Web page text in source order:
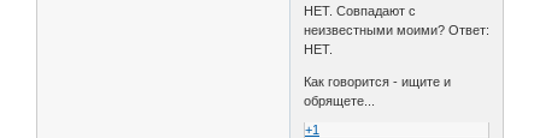
НЕТ. Совпадают с
неизвестными моими? Ответ:
НЕТ.
Как говорится - ищите и
обрящете...
+1